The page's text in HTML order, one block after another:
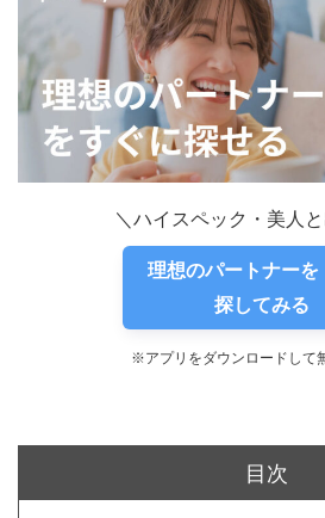
＼ハイスペック・美人
理想のパートナ
探してみる
※アプリをダウンロードして
目次